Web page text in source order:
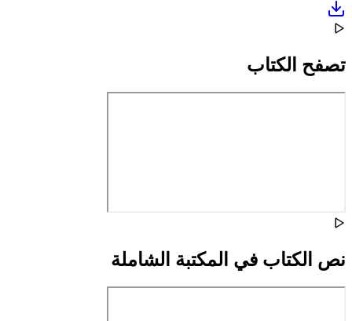
تصفح الكتاب
نص الكتاب في المكتبة الشاملة